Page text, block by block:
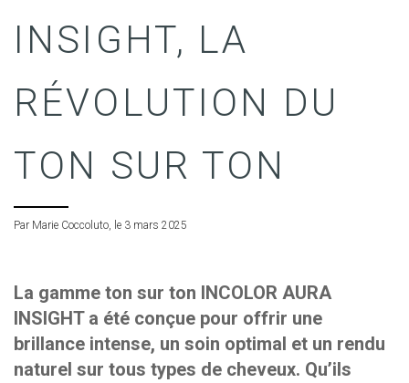
MAGAZINE
WHO’SWHO
INSIGHT, LA
RÉVOLUTION DU
TON SUR TON
Par Marie Coccoluto, le 3 mars 2025
La gamme ton sur ton INCOLOR AURA
INSIGHT a été conçue pour offrir une
brillance intense, un soin optimal et un rendu
naturel sur tous types de cheveux. Qu’ils